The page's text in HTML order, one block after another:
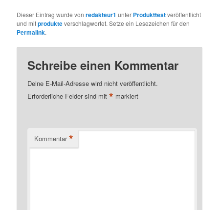
Dieser Eintrag wurde vonredakteur1 unter Produkttestveröffentlicht
und mitprodukteverschlagwortet. Setze ein Lesezeichen für den
Permalink.
Schreibe einen Kommentar
Deine E-Mail-Adresse wird nicht veröffentlicht.
Erforderliche Felder sind mit* markiert
Kommentar *